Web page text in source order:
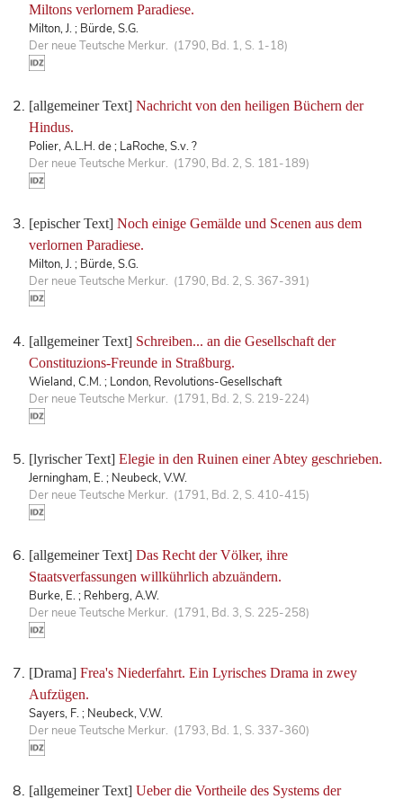
Miltons verlornem Paradiese.
Milton, J. ; Bürde, S.G.
Der neue Teutsche Merkur. (1790, Bd. 1, S. 1-18)
[allgemeiner Text] Nachricht von den heiligen Büchern der
Hindus.
Polier, A.L.H. de ; LaRoche, S.v. ?
Der neue Teutsche Merkur. (1790, Bd. 2, S. 181-189)
[epischer Text] Noch einige Gemälde und Scenen aus dem
verlornen Paradiese.
Milton, J. ; Bürde, S.G.
Der neue Teutsche Merkur. (1790, Bd. 2, S. 367-391)
[allgemeiner Text] Schreiben... an die Gesellschaft der
Constituzions-Freunde in Straßburg.
Wieland, C.M. ; London, Revolutions-Gesellschaft
Der neue Teutsche Merkur. (1791, Bd. 2, S. 219-224)
[lyrischer Text] Elegie in den Ruinen einer Abtey geschrieben.
Jerningham, E. ; Neubeck, V.W.
Der neue Teutsche Merkur. (1791, Bd. 2, S. 410-415)
[allgemeiner Text] Das Recht der Völker, ihre
Staatsverfassungen willkührlich abzuändern.
Burke, E. ; Rehberg, A.W.
Der neue Teutsche Merkur. (1791, Bd. 3, S. 225-258)
[Drama] Frea's Niederfahrt. Ein Lyrisches Drama in zwey
Aufzügen.
Sayers, F. ; Neubeck, V.W.
Der neue Teutsche Merkur. (1793, Bd. 1, S. 337-360)
[allgemeiner Text] Ueber die Vortheile des Systems der